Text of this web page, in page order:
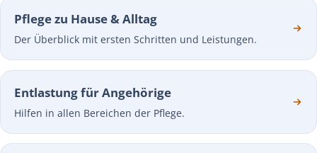
Pflege zu Hause & Alltag
Der Überblick mit ersten Schritten und Leistungen.
Entlastung für Angehörige
Hilfen in allen Bereichen der Pflege.